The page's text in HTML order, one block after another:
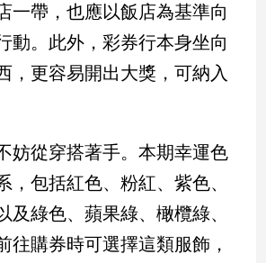
一帶，也應以飯店為基準向
動。此外，彩券行本身坐向
，更容易開出大獎，可納入
妨從穿搭著手。本期幸運色
，包括紅色、粉紅、紫色、
及綠色、蘋果綠、橄欖綠、
往購券時可選擇這類服飾，